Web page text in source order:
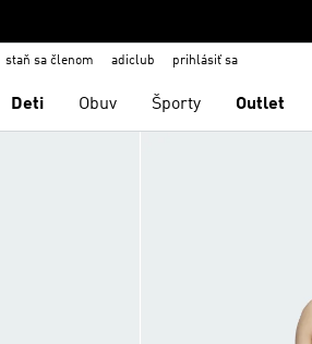
staň sa členom adiclub prihlásiť sa
Deti Obuv Športy Outlet